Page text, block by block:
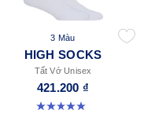
3 Màu
HIGH SOCKS
Tất Vớ Unisex
421.200 ₫
5.0 trong số 5 sao. 2 đánh giá